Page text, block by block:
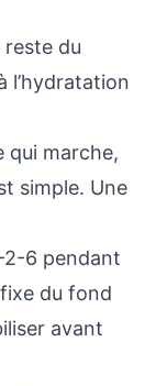
reste du
l’hydratation
qui marche,
simple. Une
6 pendant
du fond
avant